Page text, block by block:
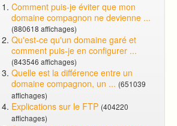
Comment puis-je éviter que mon
domaine compagnon ne devienne ...
(880618 affichages)
Qu'est-ce qu'un domaine garé et
comment puis-je en configurer ...
(843546 affichages)
Quelle est la différence entre un
domaine compagnon, un ... (651039
affichages)
Explications sur le FTP (404220
affichages)